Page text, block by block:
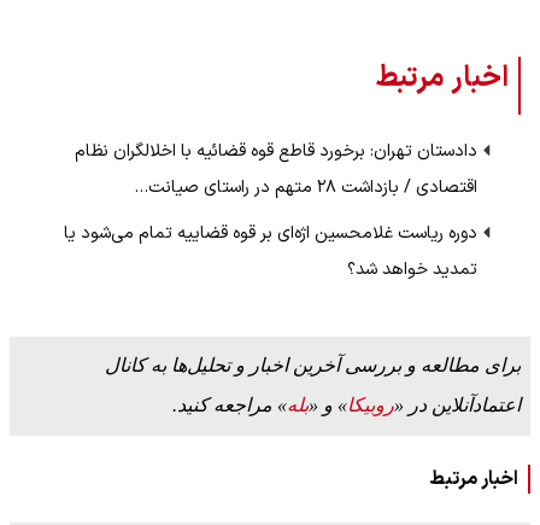
اخبار مرتبط
دادستان تهران: برخورد قاطع قوه قضائیه با اخلالگران نظام
اقتصادی / بازداشت ۲۸ متهم در راستای صیانت…
دوره ریاست غلامحسین اژه‌ای بر قوه قضاییه تمام می‌شود یا
تمدید خواهد شد؟
برای مطالعه و بررسی آخرین اخبار و تحلیل‌ها به کانال
اعتمادآنلاین در «روبیکا» و «بله» مراجعه کنید.
اخبار مرتبط